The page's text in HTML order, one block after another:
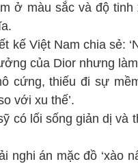
ở màu sắc và độ tinh
kế Việt Nam chia sẻ:
của Dior nhưng
cứng, thiếu đi sự
với xu thế’.
có lối sống giản dị và
nghi án mặc đồ ‘xào